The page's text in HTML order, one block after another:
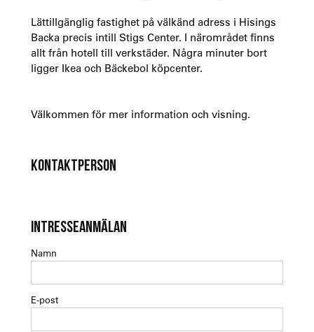
Lättillgänglig fastighet på välkänd adress i Hisings
Backa precis intill Stigs Center. I närområdet finns
allt från hotell till verkstäder. Några minuter bort
ligger Ikea och Bäckebol köpcenter.
Välkommen för mer information och visning.
KONTAKTPERSON
INTRESSEANMÄLAN
Namn
E-post